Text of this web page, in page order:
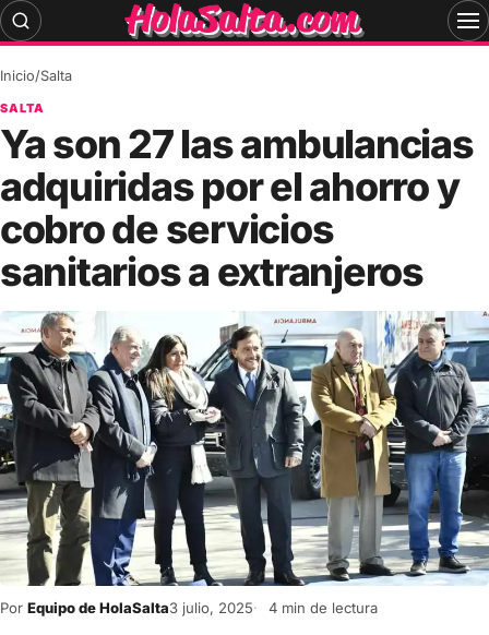
Skip
to
Inicio/Salta
SALTA
Ya son 27 las ambulancias
adquiridas por el ahorro y
cobro de servicios
sanitarios a extranjeros
Por Equipo de HolaSalta3 julio, 2025 4 min de lectura